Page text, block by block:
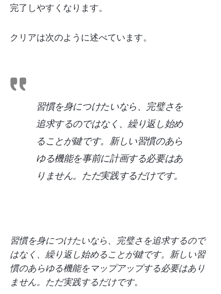
完了しやすくなります。
クリアは次のように述べています。
習慣を身につけたいなら、完璧さを
追求するのではなく、繰り返し始め
ることが鍵です。新しい習慣のあら
ゆる機能を事前に計画する必要はあ
りません。ただ実践するだけです。
習慣を身につけたいなら、完璧さを追求するので
はなく、繰り返し始めることが鍵です。新しい習
慣のあらゆる機能をマップアップする必要はあり
ません。ただ実践するだけです。